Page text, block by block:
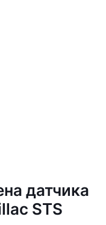
датчика
STS